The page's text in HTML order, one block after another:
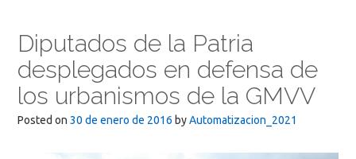
Diputados de la Patria
desplegados en defensa de
los urbanismos de la GMVV
Posted on 30 de enero de 2016 byAutomatizacion_2021